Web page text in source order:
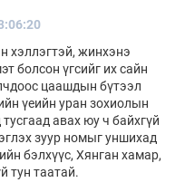
хэллэгтэй, жинхэнэ
болсон үгсийг их сайн
цаашдын бүтээл
үеийн уран зохиолын
авах юу ч байхгүй
зуур номыг уншихад
бэлхүүс, Хянган хамар,
тун таатай.